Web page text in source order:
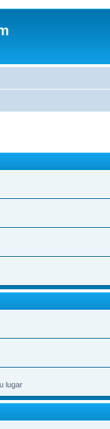
lugar